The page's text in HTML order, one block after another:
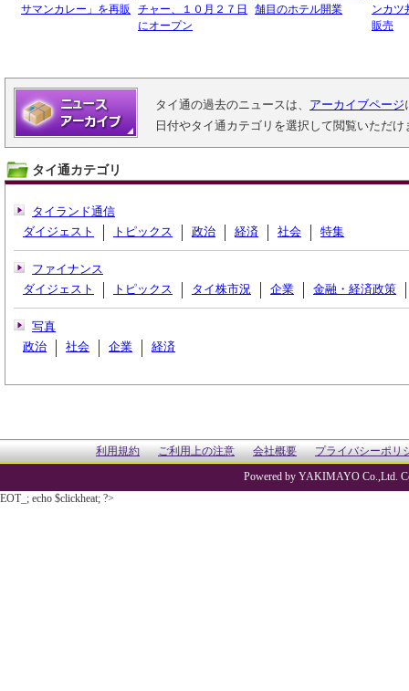
サマンカレー」を再販
チャー、１０月２７日
にオープン
舗目のホテル開業
ンカツ
販売
タイ通の過去のニュースは、 アーカイブページ
日付やタイ通カテゴリを選択して閲覧いただけ
タイ通カテゴリ
タイランド通信
ダイジェスト
トピックス 政治 経済 社会 特集
ファイナンス
ダイジェスト
トピックス タイ株市況 企業 金融・経済政策
写真
政治
社会 企業 経済
利用規約 ご利用上の注意 会社概要 プライバシーポリ
Powered by YAKIMAYO Co.,Ltd.
EOT_; echo $clickheat; ?>